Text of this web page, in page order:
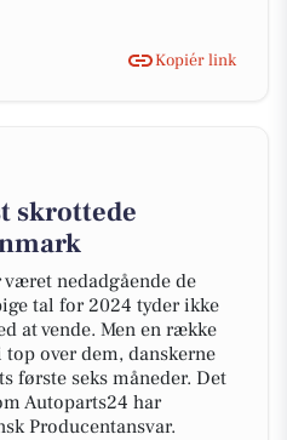
Kopiér link
skrottede
nedadgående de
tal for 2024 tyder ikke
at vende. Men en række
over dem, danskerne
første seks måneder. Det
Autoparts24 har
Producentansvar.